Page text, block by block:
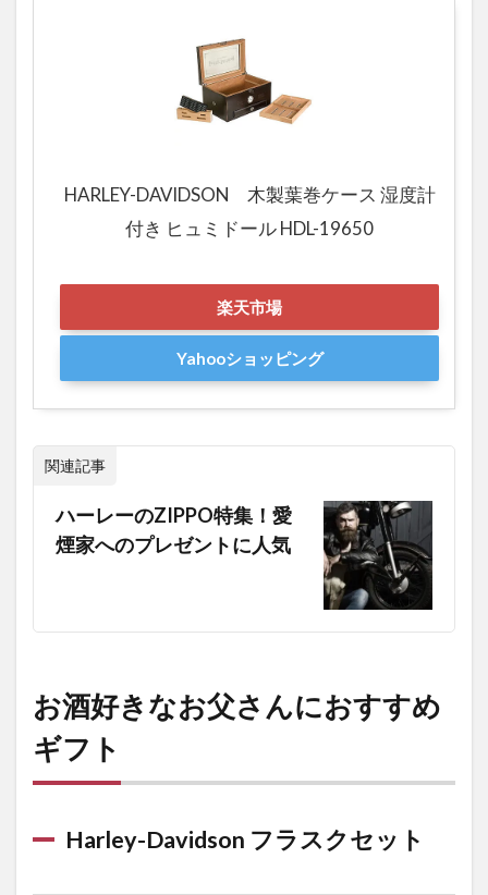
HARLEY-DAVIDSON 木製葉巻ケース 湿度計
付き ヒュミドール HDL-19650
楽天市場
Yahooショッピング
関連記事
ハーレーのZIPPO特集！愛
煙家へのプレゼントに人気
お酒好きなお父さんにおすすめ
ギフト
Harley-Davidson フラスクセット